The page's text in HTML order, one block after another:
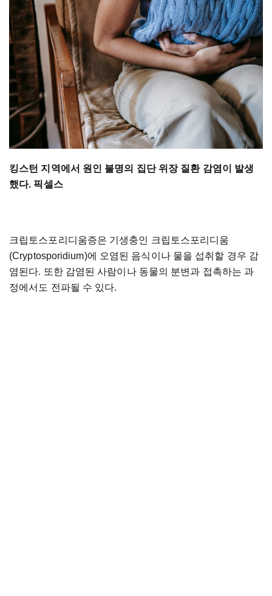
킹스턴 지역에서 원인 불명의 집단 위장 질환 감염이 발생
했다. 픽셀스
크립토스포리디움증은 기생충인 크립토스포리디움
(Cryptosporidium)에 오염된 음식이나 물을 섭취할 경우 감
염된다. 또한 감염된 사람이나 동물의 분변과 접촉하는 과
정에서도 전파될 수 있다.